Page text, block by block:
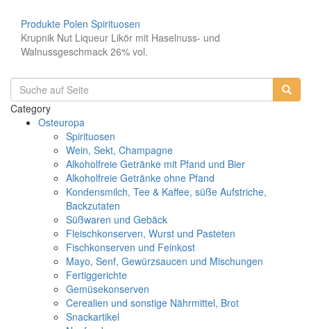
Produkte Polen Spirituosen
Krupnik Nut Liqueur Likör mit Haselnuss- und
Walnussgeschmack 26% vol.
Category
Osteuropa
Spirituosen
Wein, Sekt, Champagne
Alkoholfreie Getränke mit Pfand und Bier
Alkoholfreie Getränke ohne Pfand
Kondensmilch, Tee & Kaffee, süße Aufstriche,
Backzutaten
Süßwaren und Gebäck
Fleischkonserven, Wurst und Pasteten
Fischkonserven und Feinkost
Mayo, Senf, Gewürzsaucen und Mischungen
Fertiggerichte
Gemüsekonserven
Cerealien und sonstige Nährmittel, Brot
Snackartikel